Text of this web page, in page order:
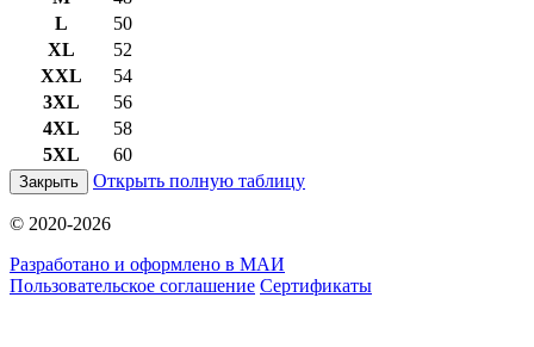
L
50
XL
52
XXL
54
3XL
56
4XL
58
5XL
60
Закрыть Открыть полную таблицу
© 2020-2026
Разработано и оформлено в МАИ
Пользовательское соглашение Сертификаты